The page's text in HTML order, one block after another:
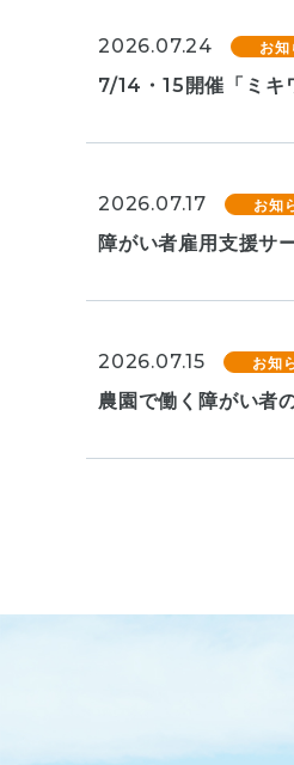
2026.07.24 お知
7/14・15開催「ミキ
2026.07.17 お知
障がい者雇用支援サ
2026.07.15 お知
農園で働く障がい者